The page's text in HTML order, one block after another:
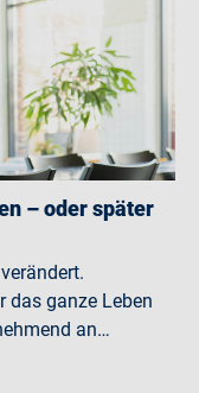
– oder später
das ganze Leben
an…